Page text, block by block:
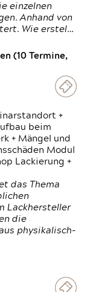
einzelnen
Anhand von
Wie erstel…
(10 Termine,
+
beim
+ Mängel und
Modul
Lackierung +
das Thema
Lackhersteller
die
physikalisch-